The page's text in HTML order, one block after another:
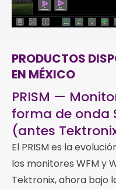
PRODUCTOS
EN MÉXICO
PRISM —
forma de onda
(antes
El PRISM es la
los monitores WFM y
Tektronix, ahora bajo